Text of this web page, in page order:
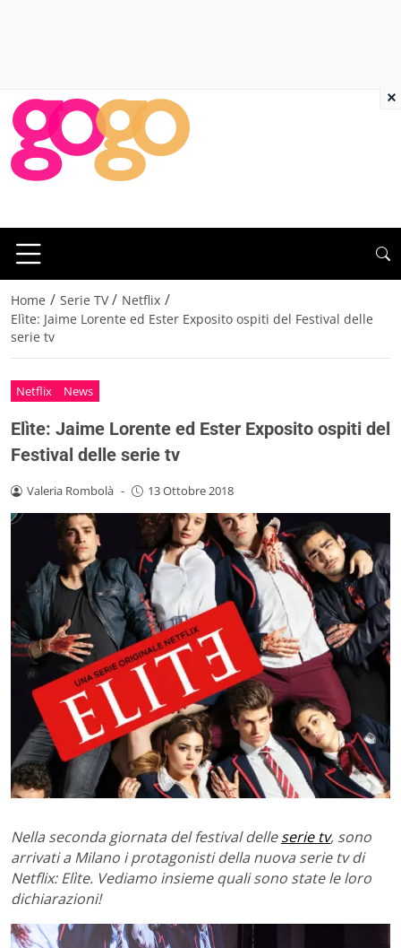
Home / Serie TV / Netflix /
Elìte: Jaime Lorente ed Ester Exposito ospiti del Festival delle
serie tv
Netflix News
Elìte: Jaime Lorente ed Ester Exposito ospiti del
Festival delle serie tv
Valeria Rombolà - 13 Ottobre 2018
Nella seconda giornata del festival delleserie tv, sono
arrivati a Milano i protagonisti della nuova serie tv di
Netflix: Elìte. Vediamo insieme quali sono state le loro
dichiarazioni!
×